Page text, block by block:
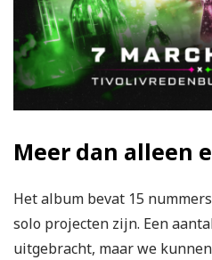
Meer dan alleen
Het album bevat 15
solo projecten zijn. Een
uitgebracht, maar we